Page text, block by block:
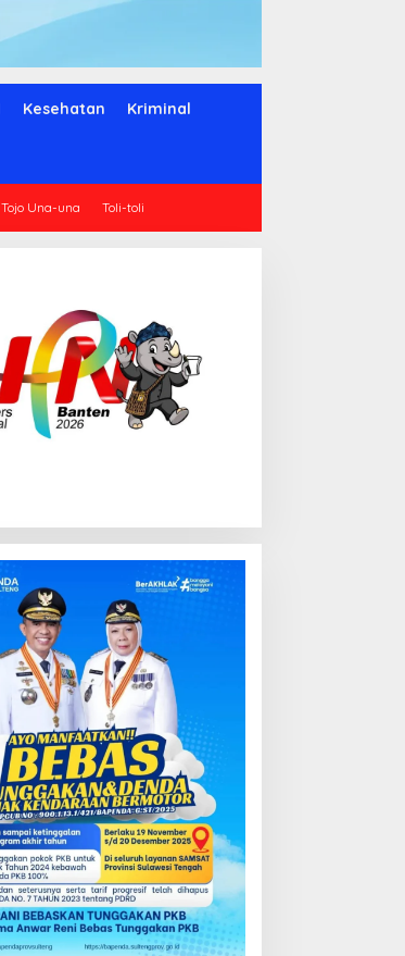
Kesehatan Kriminal
Tojo Una-una Toli-toli
dan Dana
2026
Kredit Perbankan Tumbuh
12,67 Persen, Kualitas Aset
dan Ketahanan Modal
Tetap Kokoh Juni 2026